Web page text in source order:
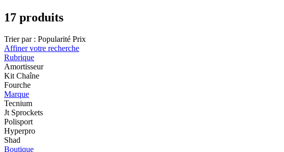
17 produits
Trier par : Popularité Prix
Affiner votre recherche
Rubrique
Amortisseur
Kit Chaîne
Fourche
Marque
Tecnium
Jt Sprockets
Polisport
Hyperpro
Shad
Boutique